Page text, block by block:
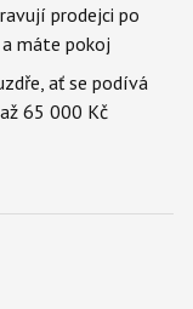
prodejci po
máte pokoj
ať se podívá
65 000 Kč